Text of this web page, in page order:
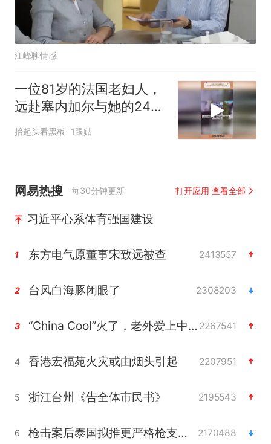
江峰聊情感
一位81岁的法国老妇人，
远赴塞内加尔与她的24岁
男友见面
抬起头看黑板 1跟贴
网易热搜 每30分钟更新 打开应用 查看全部
习近平心系体育强国建设
1 东方电气原董事宋致远被查 2413557
2 台风白海豚闭眼了 2308203
3 “China Cool”火了，老外爱上中国避暑游 2267541
4 香港宏福苑火灾或由烟头引起 2207951
5 浙江台州《告全体市民书》 2195543
6 枪击案后泰国拟推更严格枪支管控方案 2170488